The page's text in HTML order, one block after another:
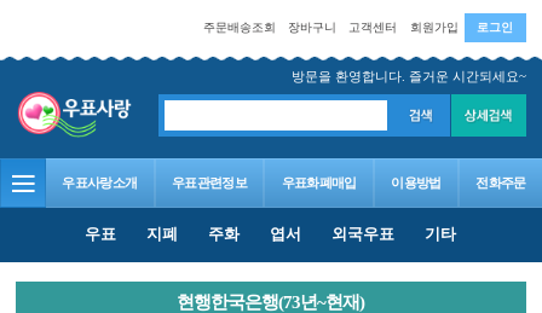
로그인
회원가입
고객센터
장바구니
주문배송조회
방문을 환영합니다. 즐거운 시간되세요~
우표사랑소개 우표관련정보 우표화폐매입 이용방법 전화주문
우표 지폐 주화 엽서 외국우표 기타
현행한국은행(73년~현재)